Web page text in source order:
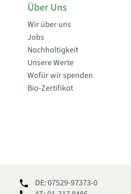
Über Uns
Wir über uns
Jobs
Nachhaltigkeit
Unsere Werte
Wofür wir spenden
Bio-Zertifikat
DE: 07529-97373-0